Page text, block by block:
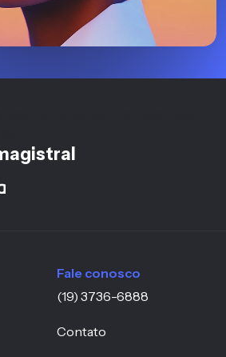
Fale conosco
(19) 3736-6888
Contato